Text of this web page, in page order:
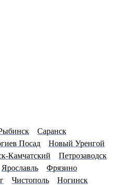
Саранск
Посад
Новый Уренгой
Камчатский
Петрозаводск
Ярославль
Фрязино
Чистополь Ногинск